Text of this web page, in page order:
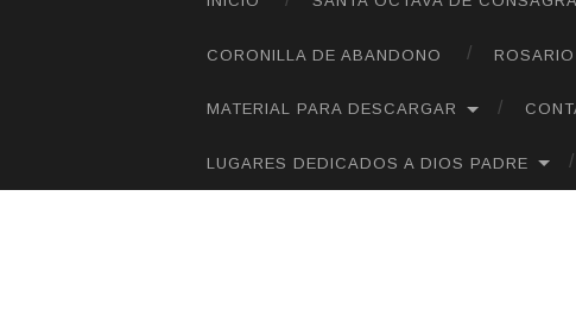
CORONILLA DE ABANDONO
MATERIAL PARA DESCARGAR
LUGARES DEDICADOS A DIOS PADRE